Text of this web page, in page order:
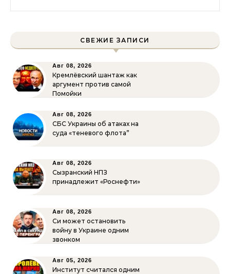
СВЕЖИЕ ЗАПИСИ
Авг 08, 2026
Кремлёвский шантаж как
аргумент против самой
Помойки
Авг 08, 2026
СБС Украины об атаках на
суда «теневого флота”
Авг 08, 2026
Сызранский НПЗ
принадлежит «Роснефти»
Авг 08, 2026
Си может остановить
войну в Украине одним
звонком
Авг 05, 2026
Институт считался одним